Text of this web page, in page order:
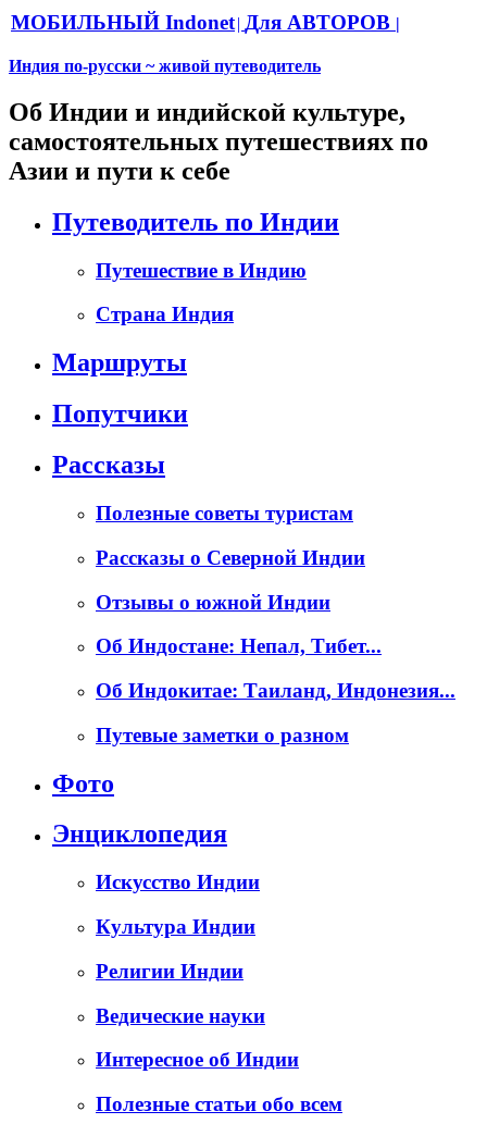
МОБИЛЬНЫЙ Indonet| Для АВТОРОВ |
Индия по-русски ~ живой путеводитель
Об Индии и индийской культуре,
самостоятельных путешествиях по
Азии и пути к себе
Путеводитель по Индии
Путешествие в Индию
Страна Индия
Маршруты
Попутчики
Рассказы
Полезные советы туристам
Рассказы о Северной Индии
Отзывы о южной Индии
Об Индостане: Непал, Тибет...
Об Индокитае: Таиланд, Индонезия...
Путевые заметки о разном
Фото
Энциклопедия
Искусство Индии
Культура Индии
Религии Индии
Ведические науки
Интересное об Индии
Полезные статьи обо всем